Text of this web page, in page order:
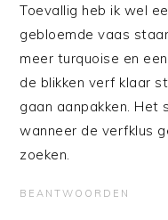
Toevallig heb ik wel
gebloemde vaas
meer turquoise en
de blikken verf klaar
gaan aanpakken. Het
wanneer de verfklus
zoeken.
BEANTWOORDEN